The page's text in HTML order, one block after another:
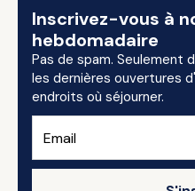
Inscrivez-vous à
hebdomadaire
Pas de spam. Seulement
les dernières ouvertures
endroits où séjourner.